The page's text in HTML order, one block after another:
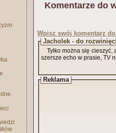
Komentarze do
Wpisz swój komentarz
Jacholek - do
Tylko można się cieszyć,
szersze echo w prasie, TV
Reklama